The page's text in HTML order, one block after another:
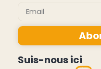
Suis-nous ici